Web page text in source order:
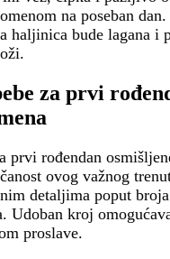
na poseban dan.
haljinica bude lagana i
za prvi
prvi rođendan
ovog važnog
detaljima poput
Udoban kroj
proslave.